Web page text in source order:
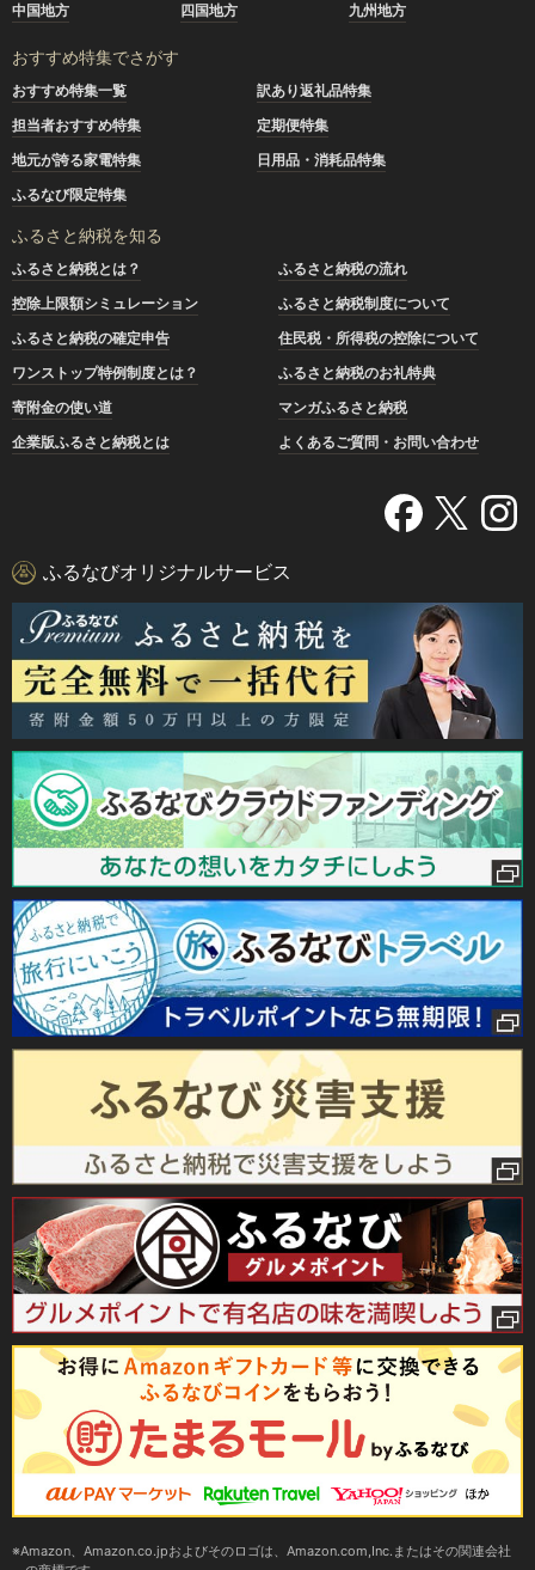
中国地方
四国地方 九州地方
おすすめ特集でさがす
おすすめ特集一覧
訳あり返礼品特集
担当者おすすめ特集
定期便特集
地元が誇る家電特集
日用品・消耗品特集
ふるなび限定特集
ふるさと納税を知る
ふるさと納税とは？
ふるさと納税の流れ
控除上限額シミュレーション
ふるさと納税制度について
ふるさと納税の確定申告
住民税・所得税の控除について
ワンストップ特例制度とは？
ふるさと納税のお礼特典
寄附金の使い道
マンガふるさと納税
企業版ふるさと納税とは
よくあるご質問・お問い合わせ
ふるなびオリジナルサービス
Amazon、Amazon.co.jpおよびそのロゴは、Amazon.com,Inc.またはその関連会社